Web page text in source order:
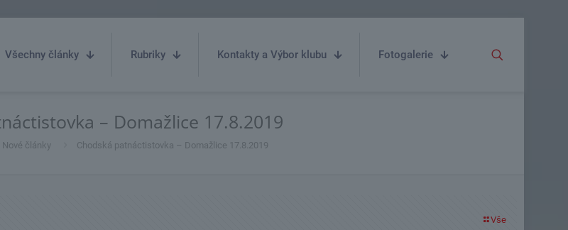
Všechny články Rubriky Kontakty a Výbor klubu Fotogalerie
– Domažlice 17.8.2019
Nové články Chodská patnáctistovka – Domažlice 17.8.2019
Vše